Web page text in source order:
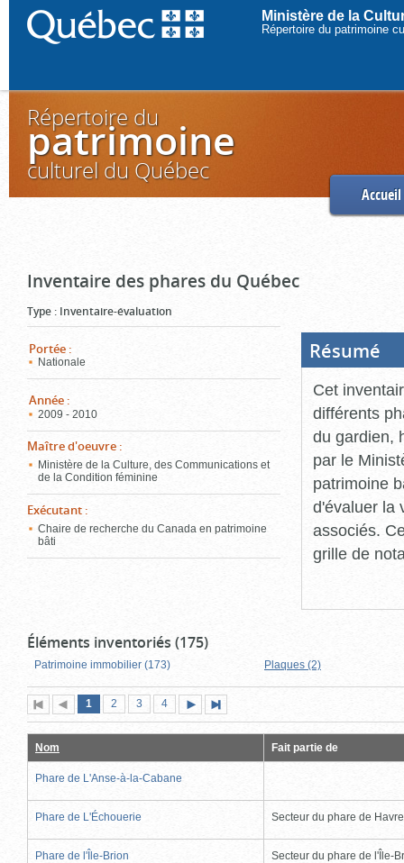
Ministère de la
Répertoire du patrimoine
Répertoire du
patrimoine
culturel du Québec
Accueil
Inventaire des phares du Québec
Type : Inventaire-évaluation
Portée :
Nationale
Année :
2009 - 2010
Maître d'oeuvre :
Ministère de la Culture, des Communications et
de la Condition féminine
Exécutant :
Chaire de recherche du Canada en patrimoine
bâti
Résumé
Cet
différents
du gardien,
par le
patrimoine
d'évaluer la
associés.
grille de
Éléments inventoriés (175)
Patrimoine immobilier (173) Plaques (2)
Première
page
Page
précédente
Page
1 (page
actuelle)
Page
2 Page
3 Page
4
suivante
page
Nom Fait partie de
Phare de L'Anse-à-la-Cabane
Phare de L'Échouerie Secteur du phare de
Phare de l'Île-Brion Secteur du phare de l'Île-